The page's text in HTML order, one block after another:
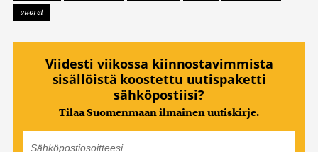
vuoret
Viidesti viikossa kiinnostavimmista
sisällöistä koostettu uutispaketti
sähköpostiisi?
Tilaa Suomenmaan ilmainen uutiskirje.